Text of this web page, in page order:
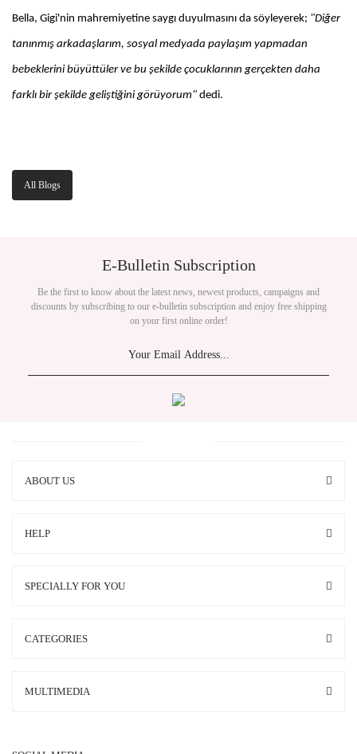
Bella, Gigi'nin mahremiyetine saygı duyulmasını da söyleyerek; "Diğer
tanınmış arkadaşlarım, sosyal medyada paylaşım yapmadan
bebeklerini büyüttüler ve bu şekilde çocuklarının gerçekten daha
farklı bir şekilde geliştiğini görüyorum" dedi.
All Blogs
E-Bulletin Subscription
Be the first to know about the latest news, newest products, campaigns and
discounts by subscribing to our e-bulletin subscription and enjoy free shipping
on your first online order!
ABOUT US
HELP
SPECIALLY FOR YOU
CATEGORIES
MULTIMEDIA